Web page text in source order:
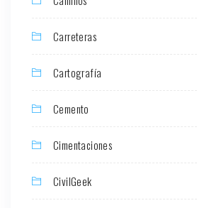
Carreteras
Cartografía
Cemento
Cimentaciones
CivilGeek